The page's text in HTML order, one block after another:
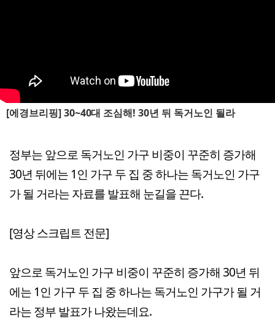
[에경브리핑] 30~40대 조심해! 30년 뒤 독거노인 될라
정부는 앞으로 독거노인 가구 비중이 꾸준히 증가해
30년 뒤에는 1인 가구 두 집 중 하나는 독거노인 가구
가 될 거라는 자료를 발표해 눈길을 끈다.
[영상 스크립트 전문]
앞으로 독거노인 가구 비중이 꾸준히 증가해 30년 뒤
에는 1인 가구 두 집 중 하나는 독거노인 가구가 될 거
라는 정부 발표가 나왔는데요.